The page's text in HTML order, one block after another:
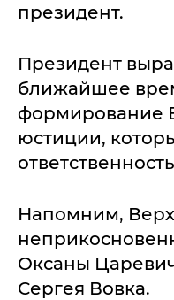
президент.
Президент
ближайшее
формирование
юстиции,
Напомним,
Оксаны
Сергея Вовка.